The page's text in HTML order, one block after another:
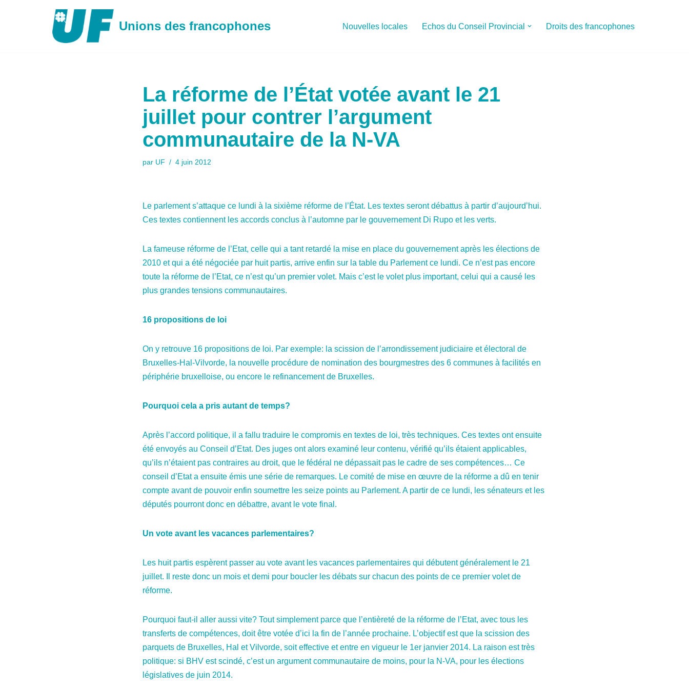
Unions des francophones Nouvelles locales Echos du Conseil Provincial Droits des francophones
La réforme de l’État votée avant le 21
juillet pour contrer l’argument
communautaire de la N-VA
par UF 4 juin 2012
Le parlement s’attaque ce lundi à la sixième réforme de l’État. Les textes seront débattus à partir d’aujourd’hui.
Ces textes contiennent les accords conclus à l’automne par le gouvernement Di Rupo et les verts.
La fameuse réforme de l’Etat, celle qui a tant retardé la mise en place du gouvernement après les élections de
2010 et qui a été négociée par huit partis, arrive enfin sur la table du Parlement ce lundi. Ce n’est pas encore
toute la réforme de l’Etat, ce n’est qu’un premier volet. Mais c’est le volet plus important, celui qui a causé les
plus grandes tensions communautaires.
16 propositions de loi
On y retrouve 16 propositions de loi. Par exemple: la scission de l’arrondissement judiciaire et électoral de
Bruxelles-Hal-Vilvorde, la nouvelle procédure de nomination des bourgmestres des 6 communes à facilités en
périphérie bruxelloise, ou encore le refinancement de Bruxelles.
Pourquoi cela a pris autant de temps?
Après l’accord politique, il a fallu traduire le compromis en textes de loi, très techniques. Ces textes ont ensuite
été envoyés au Conseil d’Etat. Des juges ont alors examiné leur contenu, vérifié qu’ils étaient applicables,
qu’ils n’étaient pas contraires au droit, que le fédéral ne dépassait pas le cadre de ses compétences… Ce
conseil d’Etat a ensuite émis une série de remarques. Le comité de mise en œuvre de la réforme a dû en tenir
compte avant de pouvoir enfin soumettre les seize points au Parlement. A partir de ce lundi, les sénateurs et les
députés pourront donc en débattre, avant le vote final.
Un vote avant les vacances parlementaires?
Les huit partis espèrent passer au vote avant les vacances parlementaires qui débutent généralement le 21
juillet. Il reste donc un mois et demi pour boucler les débats sur chacun des points de ce premier volet de
réforme.
Pourquoi faut-il aller aussi vite? Tout simplement parce que l’entièreté de la réforme de l’Etat, avec tous les
transferts de compétences, doit être votée d’ici la fin de l’année prochaine. L’objectif est que la scission des
parquets de Bruxelles, Hal et Vilvorde, soit effective et entre en vigueur le 1er janvier 2014. La raison est très
politique: si BHV est scindé, c’est un argument communautaire de moins, pour la N-VA, pour les élections
législatives de juin 2014.